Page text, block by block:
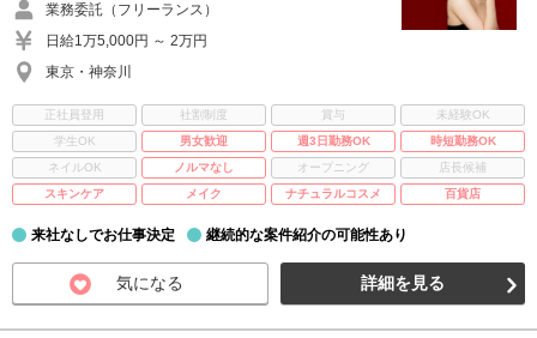
業務委託（フリーランス）
日給1万5,000円 ～ 2万円
東京・神奈川
正社員登用 社割制度 賞与
未経験OK
学生OK
男女歓迎 週3日勤務OK
時短勤務OK
ネイルOK
ノルマなし オープニング
店長候補
スキンケア
メイク ナチュラルコスメ 百貨店
来社なしでお仕事決定 継続的な案件紹介の可能性あり
気になる 詳細を見る